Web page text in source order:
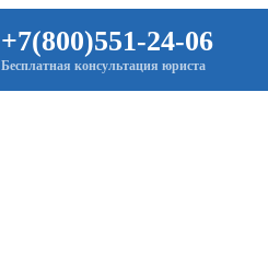
+7(800)551-24-06
Бесплатная консультация юриста